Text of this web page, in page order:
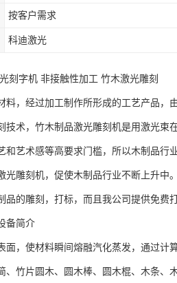
按客户需求
科迪激光
刻字机 非接触性加工 竹木激光雕刻
料，经过加工制作所形成的工艺产品
技术，竹木制品激光雕刻机是用激光
和艺术感等高要求门槛，所以木制品
光雕刻机，促使木制品行业不断上升中。
品的雕刻，打标，而且我公司提供免费
备简介
面，使材料瞬间熔融汽化蒸发，通过
、竹片圆木、圆木棒、圆木棍、木条